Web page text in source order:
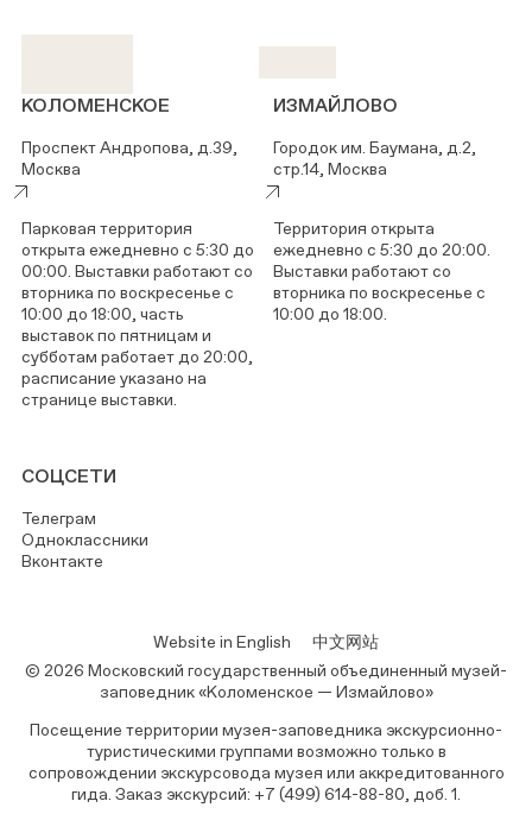
КОЛОМЕНСКОЕ
Проспект Андропова, д.39,
Москва
Парковая территория
открыта ежедневно с 5:30 до
00:00. Выставки работают со
вторника по воскресенье с
10:00 до 18:00, часть
выставок по пятницам и
субботам работает до 20:00,
расписание указано на
странице выставки.
ИЗМАЙЛОВО
Городок им. Баумана, д.2,
стр.14, Москва
Территория открыта
ежедневно с 5:30 до 20:00.
Выставки работают со
вторника по воскресенье с
10:00 до 18:00.
СОЦСЕТИ
Телеграм
Одноклассники
Вконтакте
Website in English
中文网站
© 2026 Московский государственный объединенный музей-
заповедник «Коломенское — Измайлово»
Посещение территории музея-заповедника экскурсионно-
туристическими группами возможно только в
сопровождении экскурсовода музея или аккредитованного
гида. Заказ экскурсий: +7 (499) 614-88-80, доб. 1.